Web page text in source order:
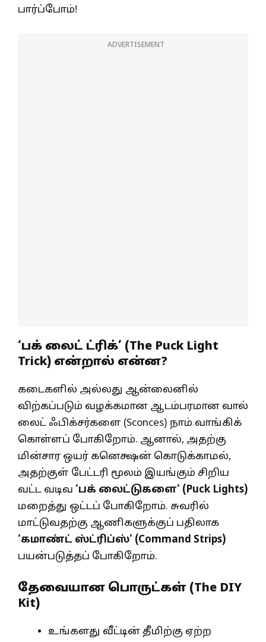
பார்ப்போம்!
ADVERTISEMENT
‘பக் லைட் ட்ரிக்’ (The Puck Light
Trick) என்றால் என்ன?
கடைகளில் அல்லது ஆன்லைனில்
விற்கப்படும் வழக்கமான ஆடம்பரமான வால்
லைட் ஃபிக்சர்களை (Sconces) நாம் வாங்கிக்
கொள்ளப் போகிறோம். ஆனால், அதற்கு
மின்சார ஒயர் கனெக்ஷன் கொடுக்காமல்,
அதற்குள் பேட்டரி மூலம் இயங்கும் சிறிய
வட்ட வடிவ ‘பக் லைட்டுகளை‘ (Puck Lights)
மறைத்து ஒட்டப் போகிறோம். சுவரில்
மாட்டுவதற்கு ஆணிகளுக்குப் பதிலாக
‘கமாண்ட் ஸ்ட்ரிப்ஸ்‘ (Command Strips)
பயன்படுத்தப் போகிறோம்.
தேவையான பொருட்கள் (The DIY
Kit)
உங்களது வீட்டின் தீமிற்கு ஏற்ற